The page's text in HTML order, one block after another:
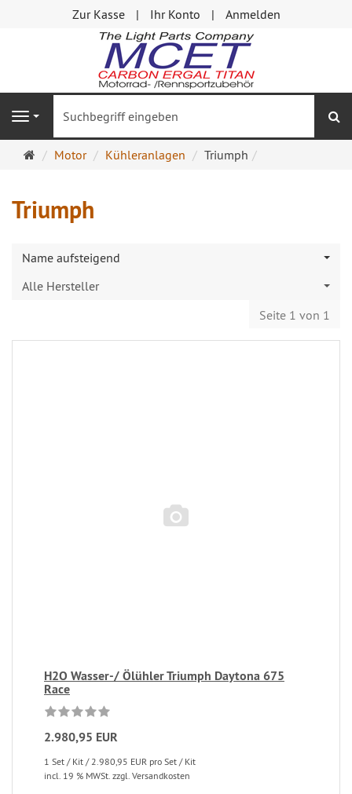
Zur Kasse Ihr Konto Anmelden
Navigation
Startseite
Motor Kühleranlagen Triumph
Triumph
Name aufsteigend
Alle Hersteller
Seite 1 von 1
H2O Wasser-/ Ölühler Triumph Daytona 675
Race
2.980,95 EUR
1 Set / Kit / 2.980,95 EUR pro Set / Kit
incl. 19 % MWSt. zzgl. Versandkosten